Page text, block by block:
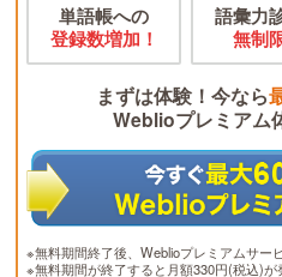
単語帳への
登録数増加！
語彙力
無制
まずは体験！今なら
Weblioプレミアム
※無料期間終了後、Weblioプレミアムサー
※無料期間が終了すると月額330円(税込)が